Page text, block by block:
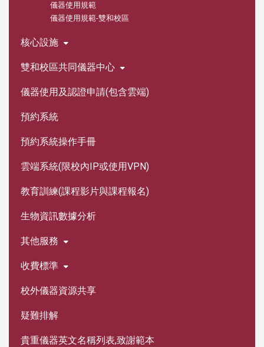
儀器使用規範
儀器使用規範-雙和校區
核心設施
雙和校區共同儀器中心
儀器使用及認證申請(包含雲端)
預約系統
預約系統操作手冊
雲端系統(限校內IP或使用VPN)
教育訓練(課程影片與課程報名)
生物資訊數據分析
其他服務
收費標準
校外儀器資源共享
疑難排解
貴重儀器英文名稱列表,致謝範本